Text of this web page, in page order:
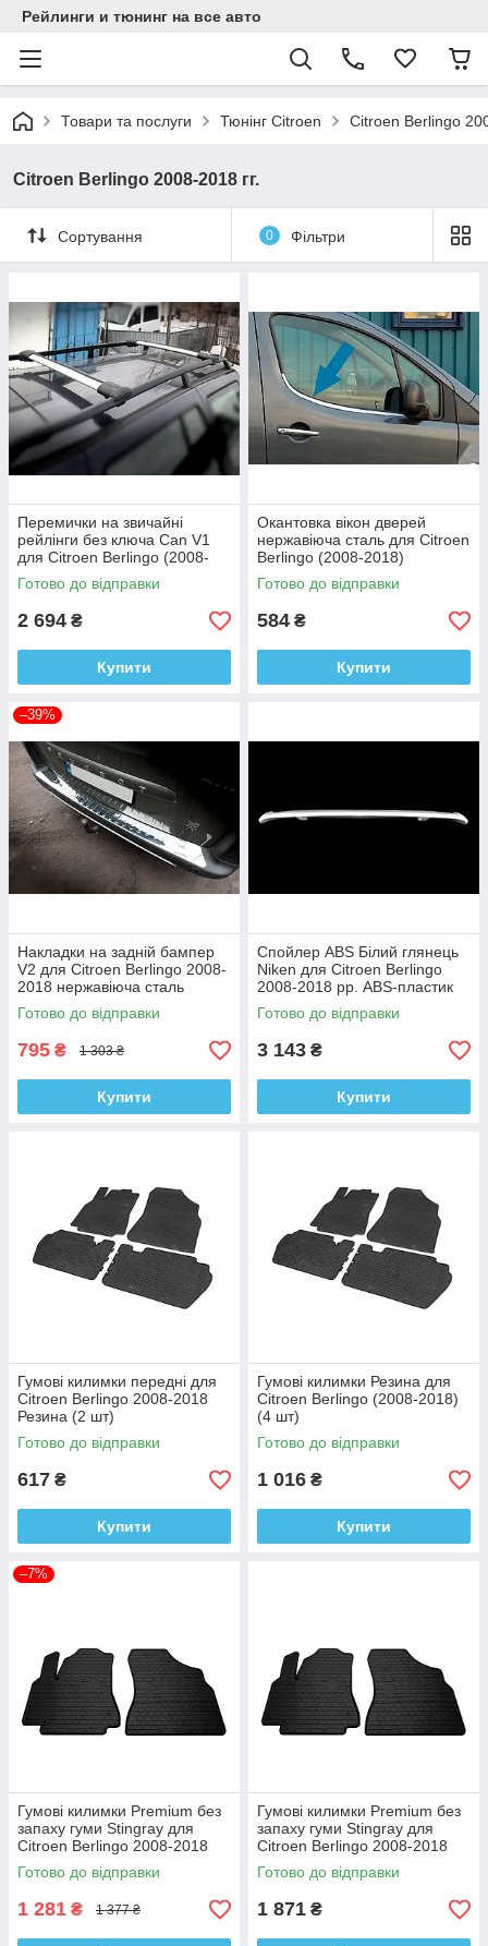
Рейлинги и тюнинг на все авто
Товари та послуги Тюнінг Citroen Citroen Berlingo
Citroen Berlingo 2008-2018 гг.
Сортування 0 Фільтри
Перемички на звичайні
рейлінги без ключа Can V1
для Citroen Berlingo (2008-
2018) Сірі Алюміній + пластик
(2 шт)
Готово до відправки
2 694 ₴
Купити
Окантовка вікон дверей
нержавіюча сталь для Citroen
Berlingo (2008-2018)
Готово до відправки
584 ₴
Купити
–39%
Накладки на задній бампер
V2 для Citroen Berlingo 2008-
2018 нержавіюча сталь
Готово до відправки
795 ₴ 1 303 ₴
Купити
Спойлер ABS Білий глянець
Niken для Citroen Berlingo
2008-2018 рр. ABS-пластик
Готово до відправки
3 143 ₴
Купити
Гумові килимки передні для
Citroen Berlingo 2008-2018
Резина (2 шт)
Готово до відправки
617 ₴
Купити
Гумові килимки Резина для
Citroen Berlingo (2008-2018)
(4 шт)
Готово до відправки
1 016 ₴
Купити
–7%
Гумові килимки Premium без
запаху гуми Stingray для
Citroen Berlingo 2008-2018
рр. (2 шт)
Готово до відправки
1 281 ₴ 1 377 ₴
Гумові килимки Premium без
запаху гуми Stingray для
Citroen Berlingo 2008-2018
рр. (4 шт)
Готово до відправки
1 871 ₴